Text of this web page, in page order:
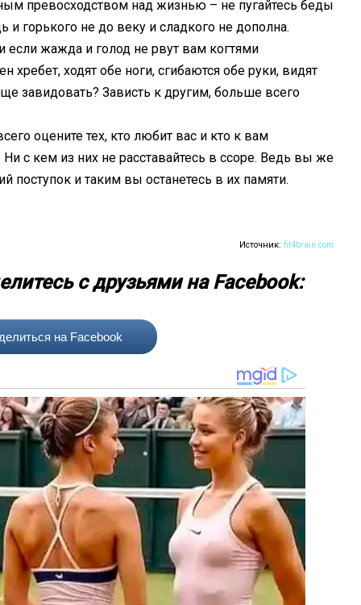
превосходством над жизнью – не пугайтесь беды
и горького не до веку и сладкого не дополна.
если жажда и голод не рвут вам когтями
хребет, ходят обе ноги, сгибаются обе руки, видят
завидовать? Зависть к другим, больше всего
оцените тех, кто любит вас и кто к вам
с кем из них не расставайтесь в ссоре. Ведь вы же
поступок и таким вы останетесь в их памяти.
Источник:fit4brain.com
с друзьями на Facebook:
на Facebook